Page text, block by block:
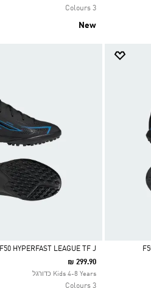
3 Colours
New
Selected
F50 HYPERFAST LEAGUE TF J
₪ 299.90
Kids 4-8 Years כדורגל
3 Colours